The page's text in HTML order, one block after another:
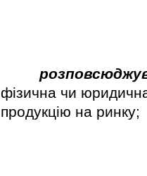
фiзична чи
продукцiю на ринку;